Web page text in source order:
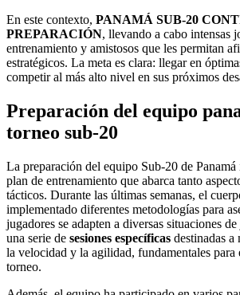
En este contexto, PANAMÁ SUB-20
PREPARACIÓN, llevando a cabo intensas
entrenamiento y amistosos que les permitan
estratégicos. La meta es clara: llegar en
competir al más alto nivel en sus próximos
Preparación del equipo
torneo sub-20
La preparación del equipo Sub-20 de
plan de entrenamiento que abarca tanto
tácticos. Durante las últimas semanas, el
implementado diferentes metodologías para
jugadores se adapten a diversas situaciones
una serie de sesiones específicas destinadas a
la velocidad y la agilidad, fundamentales para
torneo.